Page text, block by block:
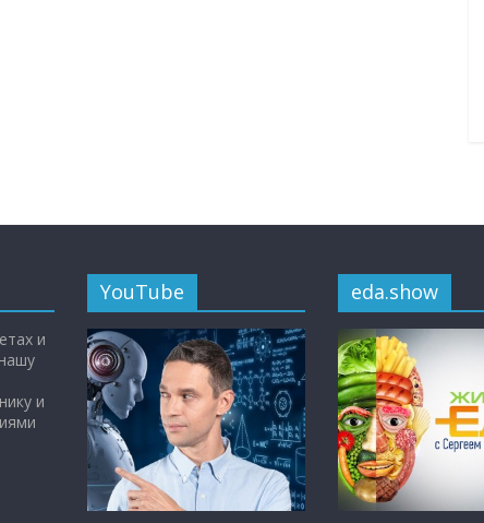
и
и
YouTube eda.show